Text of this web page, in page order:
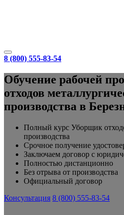
8 (800) 555-83-54
Обучение рабочей
отходов
производства в
Полный курс Уборщик
производства
Срочное получение
Заключаем договор с
Полностью дистанционно
Без отрыва от производства
Официальный договор
Консультация 8 (800) 555-83-54